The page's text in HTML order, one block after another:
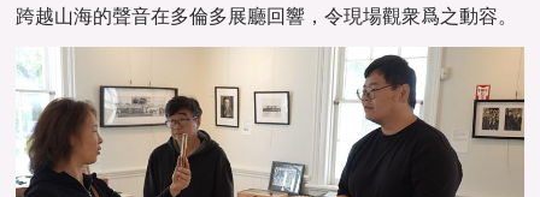
跨越山海的聲音在多倫多展廳回響，令現場觀衆爲之動容。